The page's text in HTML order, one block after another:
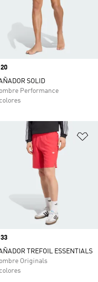
SOLID
Performance
a la lista de deseos
TREFOIL ESSENTIALS
Originals